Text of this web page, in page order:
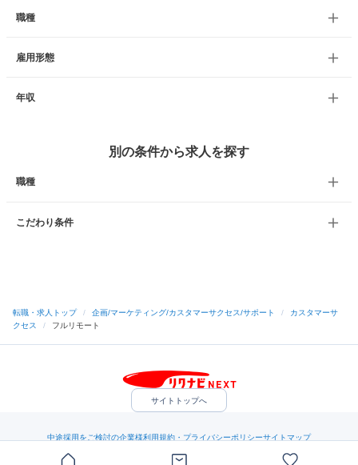
職種
雇用形態
年収
別の条件から求人を探す
職種
こだわり条件
転職・求人トップ / 企画/マーケティング/カスタマーサクセス/サポート /
カスタマーサ
クセス
/ フルリモート
サイトトップへ
中途採用をご検討の企業様利用規約・プライバシーポリシーサイトマップ
（C）Indeed Inc.